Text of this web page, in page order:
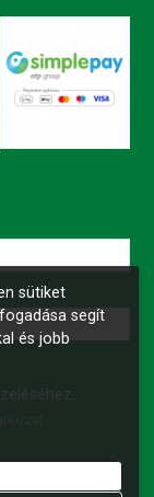
sütiket
segít
és jobb